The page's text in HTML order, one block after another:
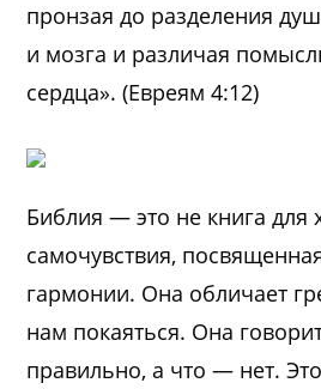
пронзая до разделения
и мозга и различая
сердца». (Евреям 4:12)
Библия — это не книга для
самочувствия,
гармонии. Она обличает
нам покаяться. Она
правильно, а что — нет.